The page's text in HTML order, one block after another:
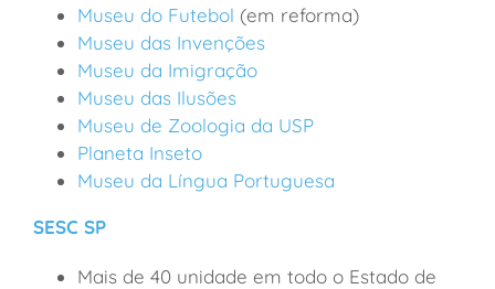
Museu do Futebol (em reforma)
Museu das Invenções
Museu da Imigração
Museu das Ilusões
Museu de Zoologia da USP
Planeta Inseto
Museu da Língua Portuguesa
SESC SP
Mais de 40 unidade em todo o Estado de